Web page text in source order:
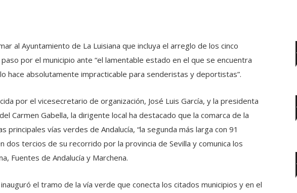
al Ayuntamiento de La Luisiana que incluya el arreglo de los cinco
por el municipio ante “el lamentable estado en el que se encuentra
hace absolutamente impracticable para senderistas y deportistas”.
por el vicesecretario de organización, José Luis García, y la presidenta
Carmen Gabella, la dirigente local ha destacado que la comarca de la
principales vías verdes de Andalucía, “la segunda más larga con 91
dos tercios de su recorrido por la provincia de Sevilla y comunica los
Fuentes de Andalucía y Marchena.
el tramo de la vía verde que conecta los citados municipios y en el